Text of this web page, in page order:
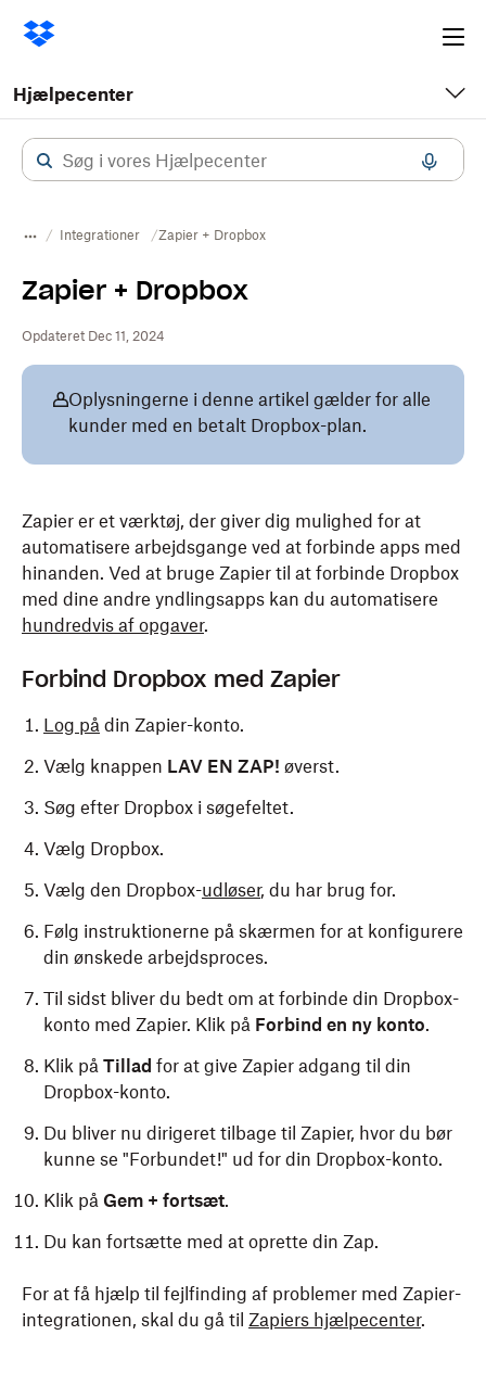
Hjælpecenter
Integrationer Zapier + Dropbox
Zapier + Dropbox
Opdateret Dec 11, 2024
Oplysningerne i denne artikel gælder for alle
kunder med en betalt Dropbox-plan.
Zapier er et værktøj, der giver dig mulighed for at
automatisere arbejdsgange ved at forbinde apps med
hinanden. Ved at bruge Zapier til at forbinde Dropbox
med dine andre yndlingsapps kan du automatisere
hundredvis af opgaver.
Forbind Dropbox med Zapier
Log på din Zapier-konto.
Vælg knappen LAV EN ZAP! øverst.
Søg efter Dropbox i søgefeltet.
Vælg Dropbox.
Vælg den Dropbox-udløser, du har brug for.
Følg instruktionerne på skærmen for at konfigurere
din ønskede arbejdsproces.
Til sidst bliver du bedt om at forbinde din Dropbox-
konto med Zapier. Klik på Forbind en ny konto.
Klik på Tillad for at give Zapier adgang til din
Dropbox-konto.
Du bliver nu dirigeret tilbage til Zapier, hvor du bør
kunne se "Forbundet!" ud for din Dropbox-konto.
Klik på Gem + fortsæt.
Du kan fortsætte med at oprette din Zap.
For at få hjælp til fejlfinding af problemer med Zapier-
integrationen, skal du gå til Zapiers hjælpecenter.